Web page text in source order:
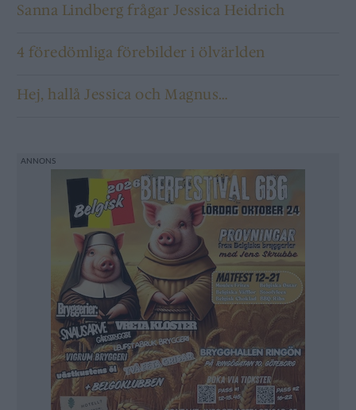
Sanna Lindberg frågar Jessica Heidrich
4 föredömliga förebilder i ölvärlden
Hej, hallå Jessica och Magnus…